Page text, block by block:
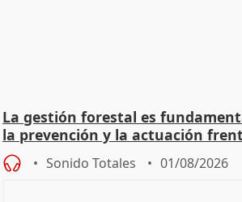
La gestión forestal es
la prevención y la actuación
Sonido Totales 01/08/2026